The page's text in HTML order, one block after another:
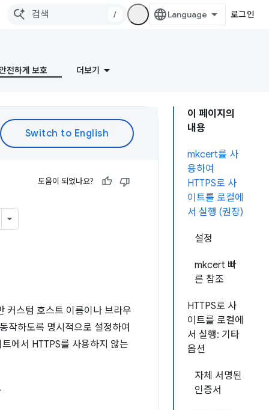
/ 로그인
전하게 보호 더보기
이 페이지의
내용
mkcert를 사
용하여
HTTPS로 사
이트를 로컬에
서 실행 (권장)
설정
mkcert 빠
른 참조
HTTPS로 사
이트를 로컬에
서 실행: 기타
옵션
자체 서명된
인증서
도움이 되었나요?
커스텀 호스트 이름이나 브라우
작하도록 명시적으로 설정하여
에서 HTTPS를 사용하지 않는